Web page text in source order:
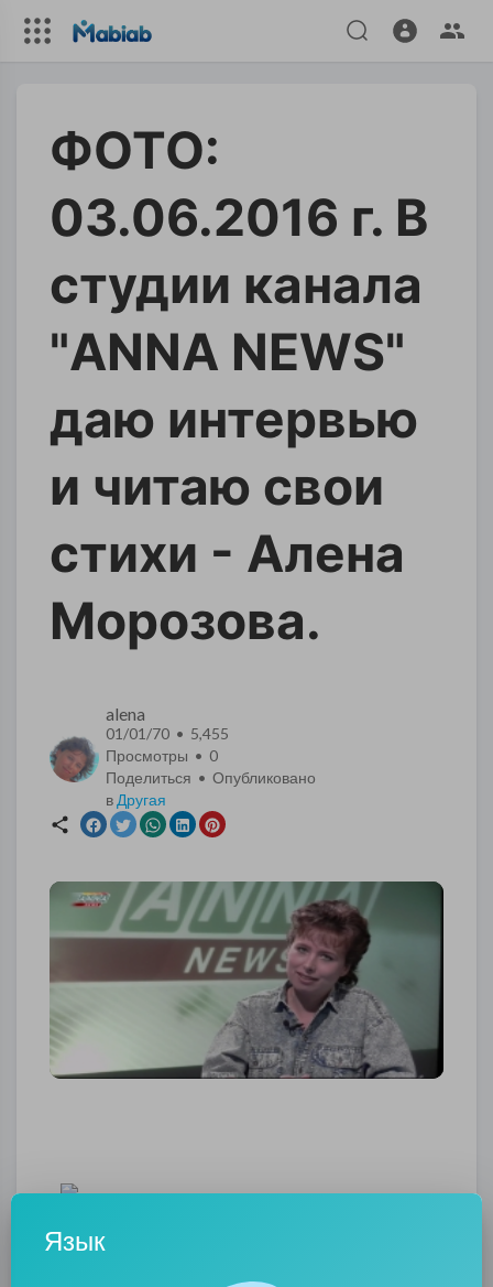
ФОТО:
03.06.2016 г. В
студии канала
"ANNA NEWS"
даю интервью
и читаю свои
стихи - Алена
Морозова.
alena
01/01/70 • 5,455
Просмотры • 0
Поделиться • Опубликовано
в Другая
Москва.
Язык